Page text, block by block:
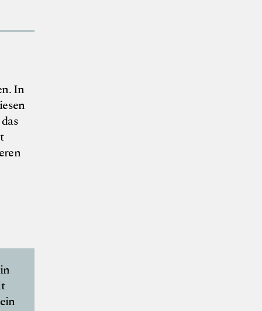
In